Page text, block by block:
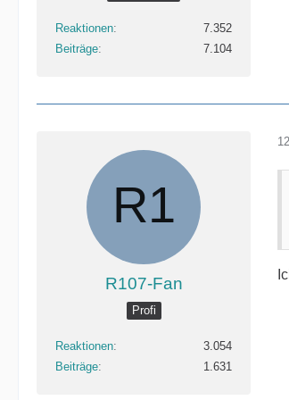
Reaktionen
7.352
Beiträge
7.104
R107-Fan
Profi
Reaktionen
3.054
Beiträge
1.631